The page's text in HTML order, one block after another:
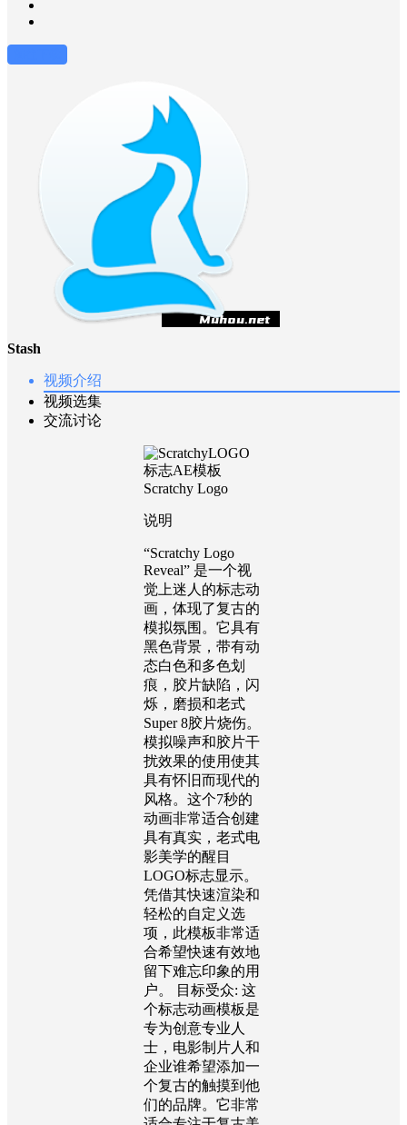
Stash
视频介绍
视频选集
交流讨论
说明
“Scratchy Logo
Reveal” 是一个视
觉上迷人的标志动
画，体现了复古的
模拟氛围。它具有
黑色背景，带有动
态白色和多色划
痕，胶片缺陷，闪
烁，磨损和老式
Super 8胶片烧伤。
模拟噪声和胶片干
扰效果的使用使其
具有怀旧而现代的
风格。这个7秒的
动画非常适合创建
具有真实，老式电
影美学的醒目
LOGO标志显示。
凭借其快速渲染和
轻松的自定义选
项，此模板非常适
合希望快速有效地
留下难忘印象的用
户。 目标受众: 这
个标志动画模板是
专为创意专业人
士，电影制片人和
企业谁希望添加一
个复古的触摸到他
们的品牌。它非常